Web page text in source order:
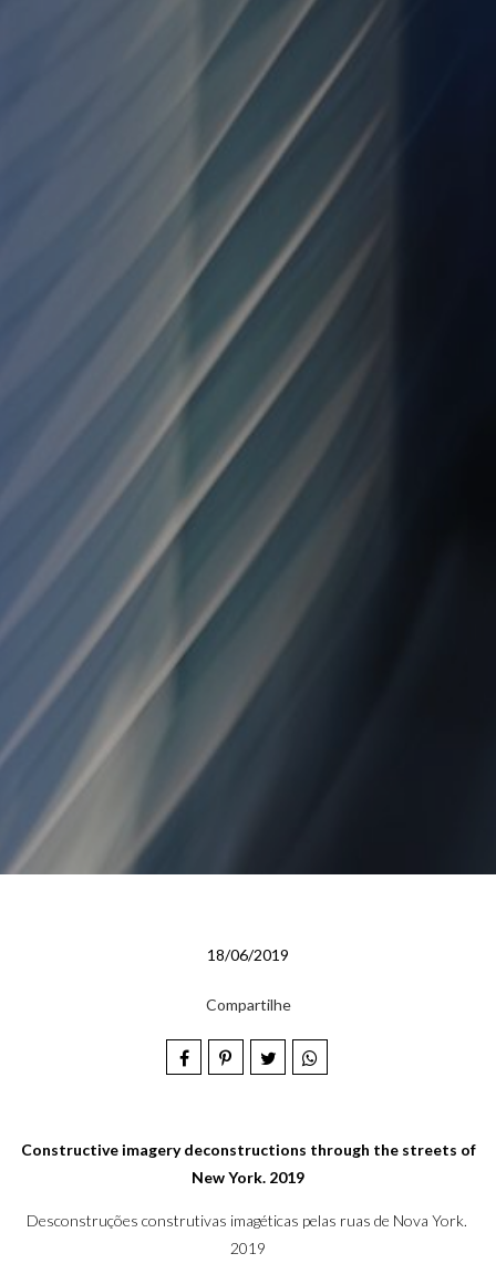
18/06/2019
Compartilhe
Constructive imagery deconstructions through the streets of
New York. 2019
Desconstruções construtivas imagéticas pelas ruas de Nova York.
2019